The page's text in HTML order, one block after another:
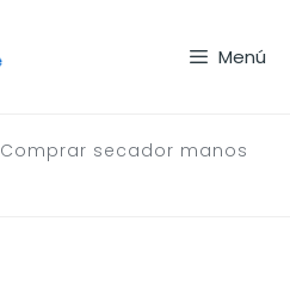
Menú
Comprar secador manos